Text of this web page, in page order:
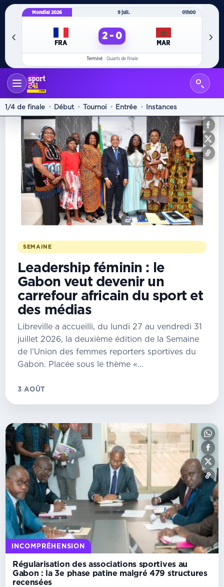
‹
Mondial 2026 9 juil. 01h00
FRA
2 - 0
MAR
Terminé Quarts de finale
›
1/4 de finale Début Tournoi Entrée Instances
+ Sports
SEMAINE
Leadership féminin : le
Gabon veut devenir un
carrefour africain du sport et
des médias
Libreville a accueilli, du lundi 27 au vendredi 31
juillet 2026, la deuxième édition de la Semaine
de l’Union des femmes reporters sportives du
Gabon. Placée sous le thème «...
3 AOÛT
INCOMPRÉHENSION
Régularisation des associations sportives au
Gabon : la 3e phase patine malgré 479 structures
recensées